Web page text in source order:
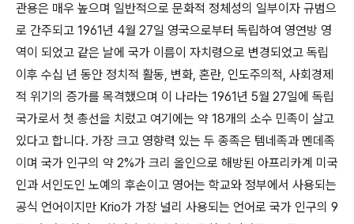
관용은 매우 높으며 일반적으로 문화적 정체성의 일부이자 규범으
로 간주되고 1961년 4월 27일 영국으로부터 독립하여 영연방 영
역이 되었고 같은 날에 국가 이름이 자치령으로 변경되었고 독립
이후 수십 년 동안 정치적 활동, 변화, 혼란, 인도주의적, 사회경제
적 위기의 증가를 목격했으며 이 나라는 1961년 5월 27일에 독립
국가로서 첫 총선을 치렀고 여기에는 약 18개의 소수 민족이 살고
있다고 합니다. 가장 크고 영향력 있는 두 종족은 템네족과 멘데족
이며 국가 인구의 약 2%가 크리 올인으로 해방된 아프리카계 미국
인과 서인도인 노예의 후손이고 영어는 학교와 정부에서 사용되는
공식 언어이지만 Krio가 가장 널리 사용되는 언어로 국가 인구의 9